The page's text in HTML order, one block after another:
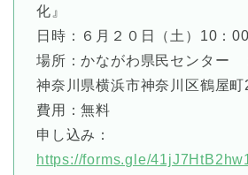
化』
日時：６月２０日（土）10：
場所：かながわ県民センター
神奈川県横浜市神奈川区鶴屋
費用：無料
申し込み：
https://forms.gle/